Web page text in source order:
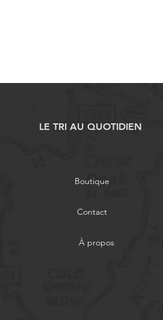
LE TRI AU QUOTIDIEN
Boutique
Contact
À propos